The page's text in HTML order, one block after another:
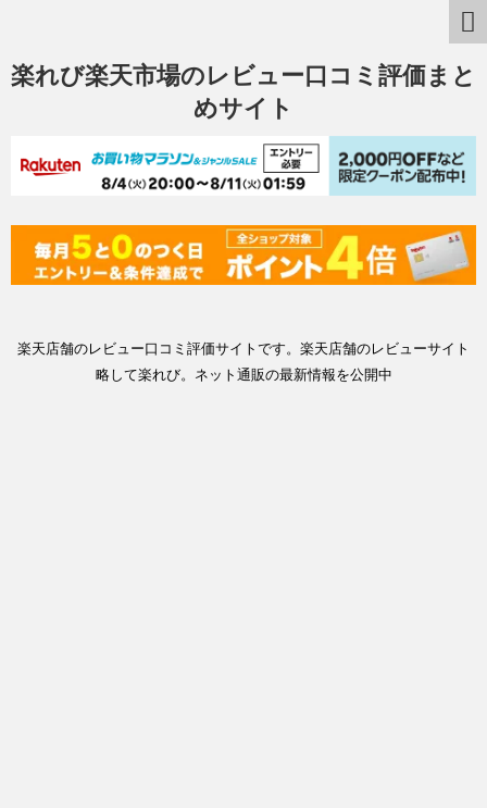
楽れび楽天市場のレビュー口コミ評価まと
めサイト
楽天店舗のレビュー口コミ評価サイトです。楽天店舗のレビューサイト
略して楽れび。ネット通販の最新情報を公開中